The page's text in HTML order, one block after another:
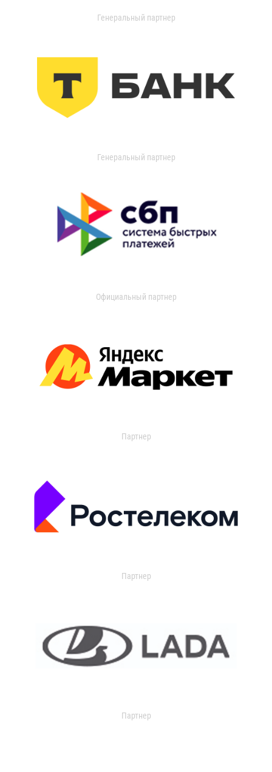
Генеральный партнер
Генеральный партнер
Официальный партнер
Партнер
Партнер
Партнер